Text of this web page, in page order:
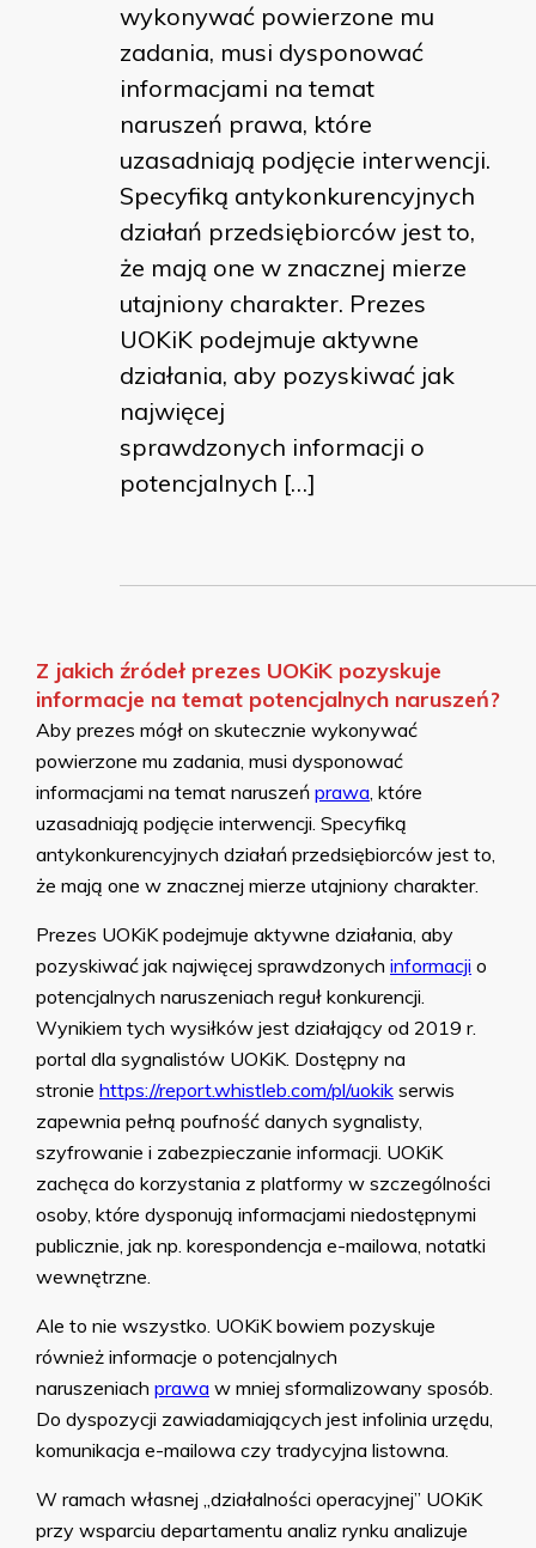
wykonywać powierzone mu
zadania, musi dysponować
informacjami na temat
naruszeń prawa, które
uzasadniają podjęcie interwencji.
Specyfiką antykonkurencyjnych
działań przedsiębiorców jest to,
że mają one w znacznej mierze
utajniony charakter. Prezes
UOKiK podejmuje aktywne
działania, aby pozyskiwać jak
najwięcej
sprawdzonych informacji o
potencjalnych […]
Z jakich źródeł prezes UOKiK pozyskuje
informacje na temat potencjalnych naruszeń?
Aby prezes mógł on skutecznie wykonywać
powierzone mu zadania, musi dysponować
informacjami na temat naruszeń prawa, które
uzasadniają podjęcie interwencji. Specyfiką
antykonkurencyjnych działań przedsiębiorców jest to,
że mają one w znacznej mierze utajniony charakter.
Prezes UOKiK podejmuje aktywne działania, aby
pozyskiwać jak najwięcej sprawdzonych informacji o
potencjalnych naruszeniach reguł konkurencji.
Wynikiem tych wysiłków jest działający od 2019 r.
portal dla sygnalistów UOKiK. Dostępny na
stronie https://report.whistleb.com/pl/uokik serwis
zapewnia pełną poufność danych sygnalisty,
szyfrowanie i zabezpieczanie informacji. UOKiK
zachęca do korzystania z platformy w szczególności
osoby, które dysponują informacjami niedostępnymi
publicznie, jak np. korespondencja e-mailowa, notatki
wewnętrzne.
Ale to nie wszystko. UOKiK bowiem pozyskuje
również informacje o potencjalnych
naruszeniach prawa w mniej sformalizowany sposób.
Do dyspozycji zawiadamiających jest infolinia urzędu,
komunikacja e-mailowa czy tradycyjna listowna.
W ramach własnej „działalności operacyjnej” UOKiK
przy wsparciu departamentu analiz rynku analizuje